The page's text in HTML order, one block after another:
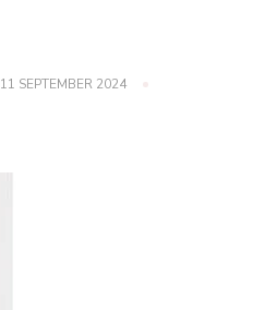
11 SEPTEMBER 2024